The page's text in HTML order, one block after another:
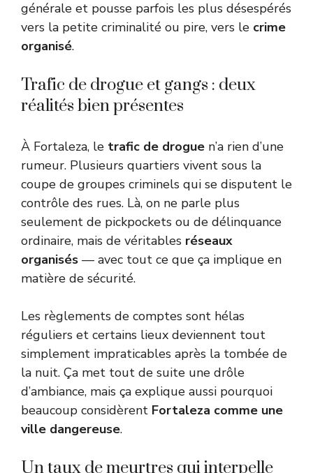
générale et pousse parfois les plus désespérés
vers la petite criminalité ou pire, vers le crime
organisé.
Trafic de drogue et gangs : deux
réalités bien présentes
À Fortaleza, le trafic de drogue n’a rien d’une
rumeur. Plusieurs quartiers vivent sous la
coupe de groupes criminels qui se disputent le
contrôle des rues. Là, on ne parle plus
seulement de pickpockets ou de délinquance
ordinaire, mais de véritables réseaux
organisés — avec tout ce que ça implique en
matière de sécurité.
Les règlements de comptes sont hélas
réguliers et certains lieux deviennent tout
simplement impraticables après la tombée de
la nuit. Ça met tout de suite une drôle
d’ambiance, mais ça explique aussi pourquoi
beaucoup considèrent Fortaleza comme une
ville dangereuse.
Un taux de meurtres qui interpelle